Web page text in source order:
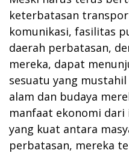
keterbatasan
komunikasi, fasilitas
daerah perbatasan,
mereka, dapat
sesuatu yang
alam dan budaya
manfaat ekonomi
yang kuat antara
perbatasan, mereka